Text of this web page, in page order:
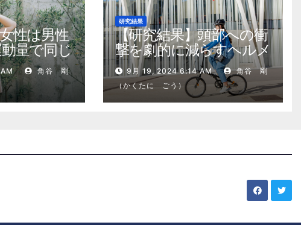
性は男性
量で同じ
角谷 剛
研究結果
【研究結果】頭部への衝
撃を劇的に減らすヘルメ
ット内部パッド
9月 19, 2024 6:14 AM
角谷 剛
（かくたに ごう）